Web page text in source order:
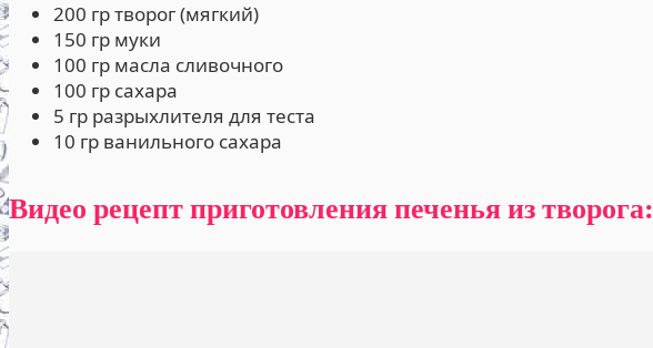
200 гр творог (мягкий)
150 гр муки
100 гр масла сливочного
100 гр сахара
5 гр разрыхлителя для теста
10 гр ванильного сахара
Видео рецепт приготовления печенья из творога: